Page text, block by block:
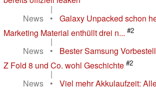
|
News
•
Galaxy Unpacked schon
Marketing Material enthüllt drei n... #2
|
News
•
Bester Samsung
Z Fold 8 und Co. wohl Geschichte #2
|
News
•
Viel mehr Akkulaufzeit: